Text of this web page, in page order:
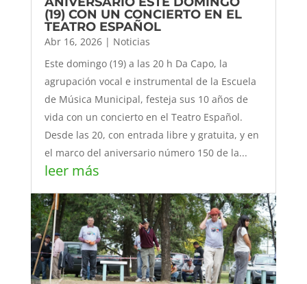
(19) CON UN CONCIERTO EN EL
TEATRO ESPAÑOL
Abr 16, 2026| Noticias
Este domingo (19) a las 20 h Da Capo, la
agrupación vocal e instrumental de la Escuela
de Música Municipal, festeja sus 10 años de
vida con un concierto en el Teatro Español.
Desde las 20, con entrada libre y gratuita, y en
el marco del aniversario número 150 de la...
leer más